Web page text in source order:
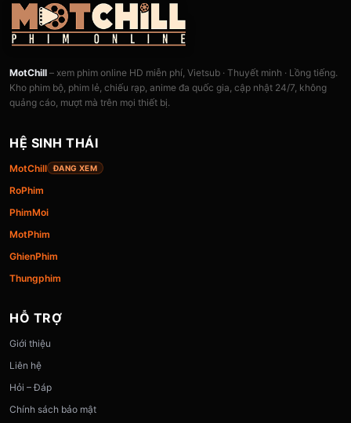
MotChill – xem phim online HD miễn phí, Vietsub · Thuyết minh · Lồng tiếng.
Kho phim bộ, phim lẻ, chiếu rạp, anime đa quốc gia, cập nhật 24/7, không
quảng cáo, mượt mà trên mọi thiết bị.
HỆ SINH THÁI
MotChill ĐANG XEM
RoPhim
PhimMoi
MotPhim
GhienPhim
Thungphim
HỖ TRỢ
Giới thiệu
Liên hệ
Hỏi – Đáp
Chính sách bảo mật